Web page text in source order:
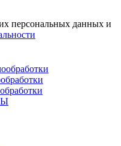
персональных данных и